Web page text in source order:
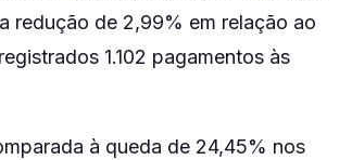
redução de 2,99% em relação ao
1.102 pagamentos às
à queda de 24,45% nos